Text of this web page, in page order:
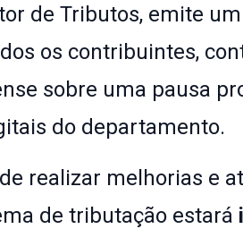
de Tributos, emite
os contribuintes,
sobre uma pausa
do departamento.
realizar melhorias e
de tributação estará